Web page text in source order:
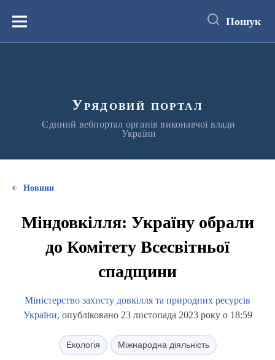
вмістуМеню Пошук
Урядовий портал
Єдиний вебпортал органів виконавчої влади
України
Новини
Міндовкілля: Україну обрали
до Комітету Всесвітньої
спадщини
Міністерство захисту довкілля та природних ресурсів
України, опубліковано 23 листопада 2023 року о 18:59
Екологія Міжнародна діяльність